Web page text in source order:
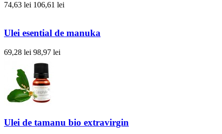
74,63 lei 106,61 lei
Ulei esential de manuka
69,28 lei 98,97 lei
Ulei de tamanu bio extravirgin